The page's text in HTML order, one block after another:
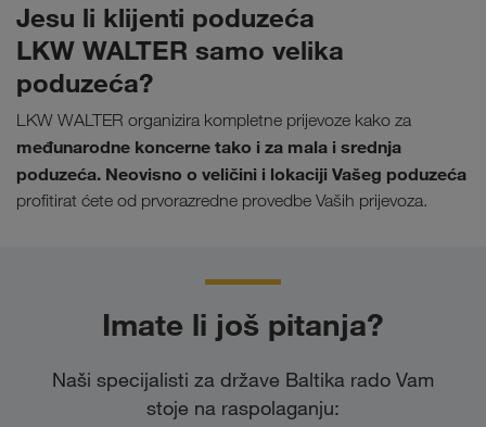
Jesu li klijenti poduzeća
LKW WALTER samo velika
poduzeća?
LKW WALTER organizira kompletne prijevoze kako za
međunarodne koncerne tako i za mala i srednja
poduzeća. Neovisno o veličini i lokaciji Vašeg poduzeća
profitirat ćete od prvorazredne provedbe Vaših prijevoza.
Imate li još pitanja?
Naši specijalisti za države Baltika rado Vam
stoje na raspolaganju: